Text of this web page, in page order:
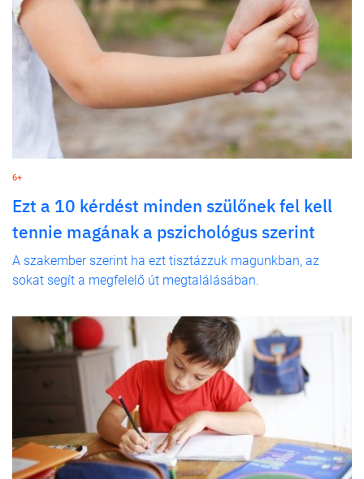
6+
Ezt a 10 kérdést minden szülőnek fel kell
tennie magának a pszichológus szerint
A szakember szerint ha ezt tisztázzuk magunkban, az
sokat segít a megfelelő út megtalálásában.